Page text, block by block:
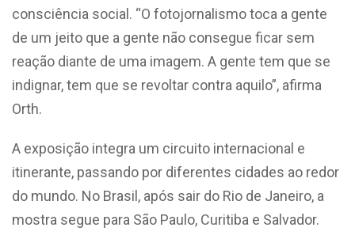
consciência social. “O fotojornalismo toca a gente
de um jeito que a gente não consegue ficar sem
reação diante de uma imagem. A gente tem que se
indignar, tem que se revoltar contra aquilo”, afirma
Orth.
A exposição integra um circuito internacional e
itinerante, passando por diferentes cidades ao redor
do mundo. No Brasil, após sair do Rio de Janeiro, a
mostra segue para São Paulo, Curitiba e Salvador.